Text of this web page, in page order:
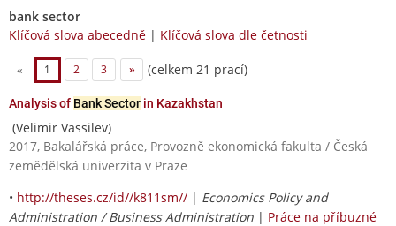
bank sector
Klíčová slova abecedně | Klíčová slova dle četnosti
« 1 2 3 » (celkem 21 prací)
Analysis of Bank Sector in Kazakhstan
(Velimir Vassilev)
2017, Bakalářská práce, Provozně ekonomická fakulta / Česká
zemědělská univerzita v Praze
• http://theses.cz/id//k811sm// | Economics Policy and
Administration / Business Administration | Práce na příbuzné